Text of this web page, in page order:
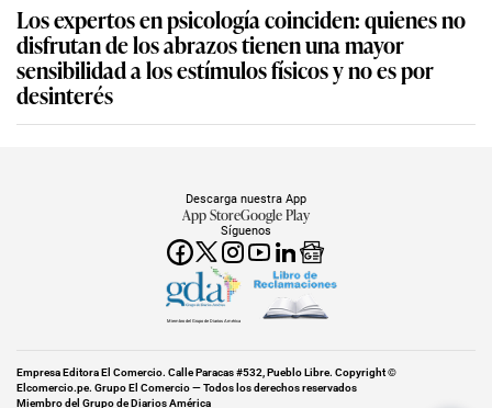
Los expertos en psicología coinciden: quienes no
disfrutan de los abrazos tienen una mayor
sensibilidad a los estímulos físicos y no es por
desinterés
Síguenos
Descarga nuestra App
App StoreGoogle Play
Miembro del Grupo de Diarios América
Empresa Editora El Comercio. Calle Paracas #532, Pueblo Libre. Copyright ©
Elcomercio.pe. Grupo El Comercio — Todos los derechos reservados
Miembro del Grupo de Diarios América